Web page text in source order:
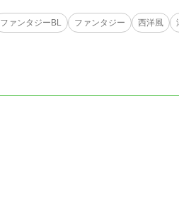
ファンタジーBL ファンタジー 西洋風